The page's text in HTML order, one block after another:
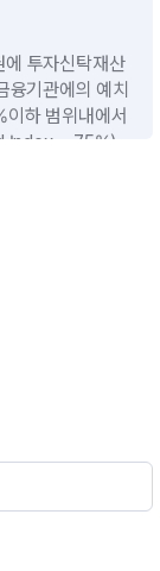
투자신탁재산
기관에의 예치
하 범위내에서
Index × 75%)
인터브
주식에 주로 투
권 투자전략-
증권 모투
분을 국내 채
합니다.- 주로 A
델 기준 상위 3